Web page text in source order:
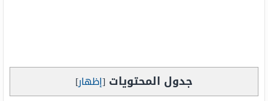
جدول المحتويات [إظهار]